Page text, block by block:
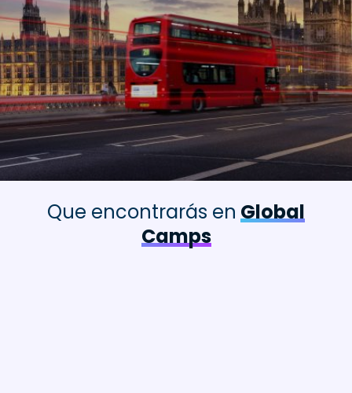
Que encontrarás en Global
Camps